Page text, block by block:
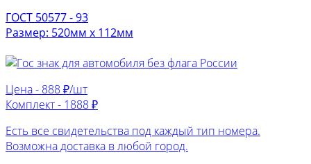
ГОСТ 50577 - 93
Размер: 520мм х 112мм
Цена - 888 ₽/шт
Комплект - 1888 ₽
Есть все свидетельства под каждый тип номера.
Возможна доставка в любой город.